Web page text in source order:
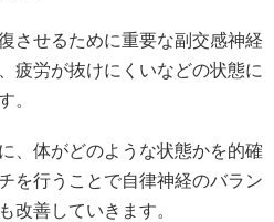
させるために重要な副交感神経
疲労が抜けにくいなどの状態に
。
、体がどのような状態かを的確
を行うことで自律神経のバラン
改善していきます。